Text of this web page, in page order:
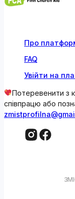
Про
FAQ
Увійти на
Потеревенити з
співпрацю або